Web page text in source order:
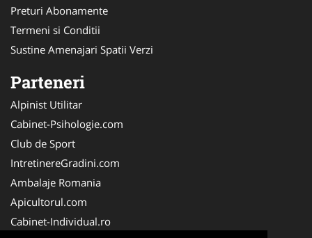
Preturi Abonamente
Termeni si Conditii
Sustine Amenajari Spatii Verzi
Parteneri
Alpinist Utilitar
Cabinet-Psihologie.com
Club de Sport
IntretinereGradini.com
Ambalaje Romania
Apicultorul.com
Cabinet-Individual.ro